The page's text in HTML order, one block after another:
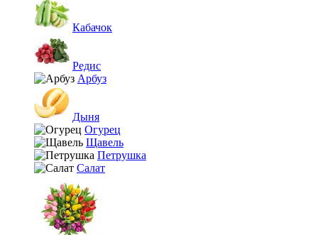
Кабачок
Редис
Арбуз
Дыня
Огурец
Щавель
Петрушка
Салат